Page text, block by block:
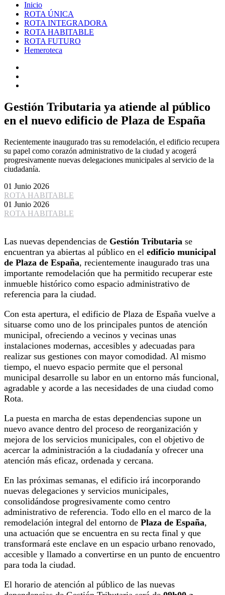
Inicio
ROTA ÚNICA
ROTA INTEGRADORA
ROTA HABITABLE
ROTA FUTURO
Hemeroteca
Gestión Tributaria ya atiende al público
en el nuevo edificio de Plaza de España
Recientemente inaugurado tras su remodelación, el edificio recupera
su papel como corazón administrativo de la ciudad y acogerá
progresivamente nuevas delegaciones municipales al servicio de la
ciudadanía.
01 Junio 2026
ROTA HABITABLE
01 Junio 2026
ROTA HABITABLE
Las nuevas dependencias de Gestión Tributaria se
encuentran ya abiertas al público en el edificio municipal
de Plaza de España, recientemente inaugurado tras una
importante remodelación que ha permitido recuperar este
inmueble histórico como espacio administrativo de
referencia para la ciudad.
Con esta apertura, el edificio de Plaza de España vuelve a
situarse como uno de los principales puntos de atención
municipal, ofreciendo a vecinos y vecinas unas
instalaciones modernas, accesibles y adecuadas para
realizar sus gestiones con mayor comodidad. Al mismo
tiempo, el nuevo espacio permite que el personal
municipal desarrolle su labor en un entorno más funcional,
agradable y acorde a las necesidades de una ciudad como
Rota.
La puesta en marcha de estas dependencias supone un
nuevo avance dentro del proceso de reorganización y
mejora de los servicios municipales, con el objetivo de
acercar la administración a la ciudadanía y ofrecer una
atención más eficaz, ordenada y cercana.
En las próximas semanas, el edificio irá incorporando
nuevas delegaciones y servicios municipales,
consolidándose progresivamente como centro
administrativo de referencia. Todo ello en el marco de la
remodelación integral del entorno de Plaza de España,
una actuación que se encuentra en su recta final y que
transformará este enclave en un espacio urbano renovado,
accesible y llamado a convertirse en un punto de encuentro
para toda la ciudad.
El horario de atención al público de las nuevas